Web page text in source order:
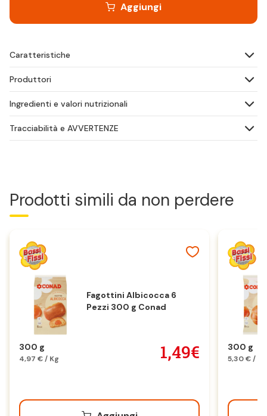
Aggiungi
Caratteristiche
Produttori
Ingredienti e valori nutrizionali
Tracciabilità e AVVERTENZE
Prodotti simili da non perdere
Fagottini Albicocca 6
Pezzi 300 g Conad
300 g
4,97 € / Kg 1,49€ 300 g
5,30 € / Kg